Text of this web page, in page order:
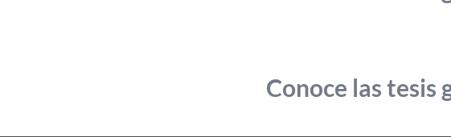
Conoce las tesis